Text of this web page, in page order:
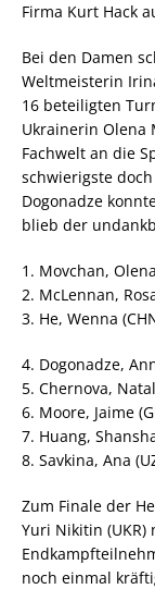
Firma Kurt Hack
Bei den Damen
Weltmeisterin
16 beteiligten
Ukrainerin Olena
Fachwelt an die
schwierigste
Dogonadze
blieb der
1. Movchan,
2. McLennan,
3. He, Wenna
4. Dogonadze,
5. Chernova,
6. Moore, Jaime
7. Huang,
8. Savkina, Ana
Zum Finale der
Yuri Nikitin
noch einmal